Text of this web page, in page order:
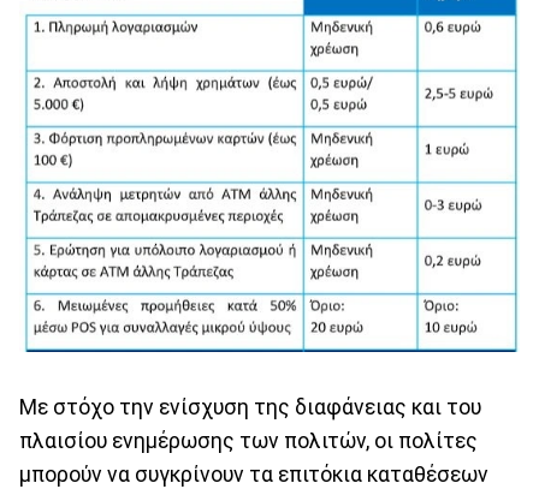
Με στόχο την ενίσχυση της διαφάνειας και του
πλαισίου ενημέρωσης των πολιτών, οι πολίτες
μπορούν να συγκρίνουν τα επιτόκια καταθέσεων